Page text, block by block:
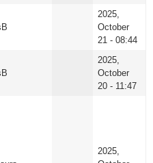
2025,
October
21 - 08:44
2025,
October
20 - 11:47
2025,